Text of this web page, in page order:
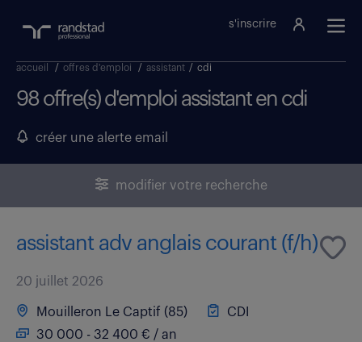
s'inscrire
accueil / offres d'emploi / assistant / cdi
98 offre(s) d'emploi assistant en cdi
créer une alerte email
modifier votre recherche
assistant adv anglais courant (f/h)
20 juillet 2026
Mouilleron Le Captif (85)
CDI
30 000 - 32 400 € / an